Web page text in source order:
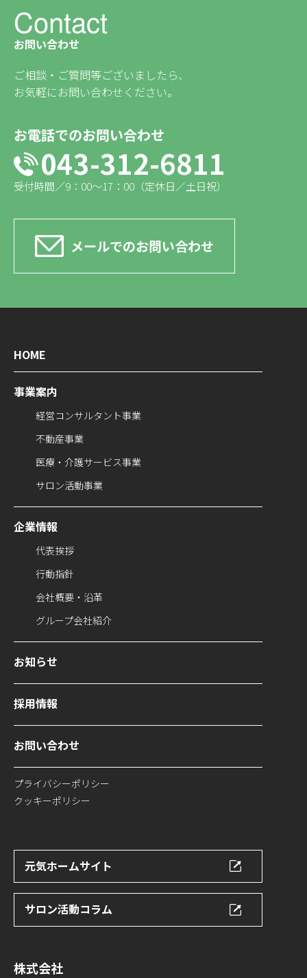
Contact
お問い合わせ
ご相談・ご質問等ございましたら、
お気軽にお問い合わせください。
お電話でのお問い合わせ
043-312-6811
受付時間／9：00〜17：00（定休日／土日祝）
メールでのお問い合わせ
HOME
事業案内
経営コンサルタント事業
不動産事業
医療・介護サービス事業
サロン活動事業
企業情報
代表挨拶
行動指針
会社概要・沿革
グループ会社紹介
お知らせ
採用情報
お問い合わせ
プライバシーポリシー
クッキーポリシー
元気ホームサイト
サロン活動コラム
株式会社